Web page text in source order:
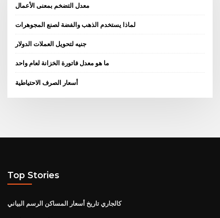
معدل التضخم بمعنى الأعمال
لماذا يستخدم الذهب والفضة لصنع المجوهرات
جنيه لتحويل العملات الدولار
ما هو معدل فاتورة الخزانة لعام واحد
أسعار الصرف الاحتياطية
Top Stories
كالجاري تاريخ أسعار المساكن الرسم البياني